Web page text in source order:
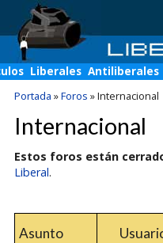
Liberales Antiliberales
Portada »Foros »Internacional
Internacional
Estos foros están
Liberal.
Asunto